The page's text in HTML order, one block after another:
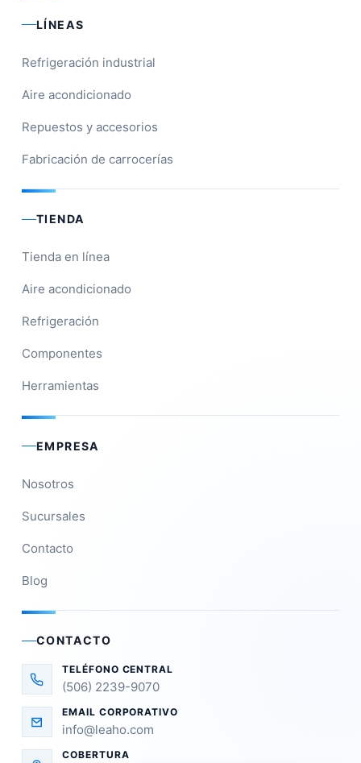
LÍNEAS
Refrigeración industrial
Aire acondicionado
Repuestos y accesorios
Fabricación de carrocerías
TIENDA
Tienda en línea
Aire acondicionado
Refrigeración
Componentes
Herramientas
EMPRESA
Nosotros
Sucursales
Contacto
Blog
CONTACTO
TELÉFONO CENTRAL
(506) 2239-9070
EMAIL CORPORATIVO
info@leaho.com
COBERTURA